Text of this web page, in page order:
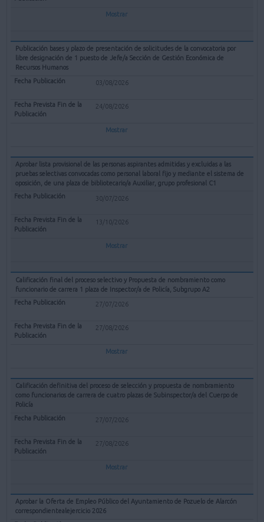
Mostrar
Publicación bases y plazo de presentación de solicitudes de la convocatoria por
libre designación de 1 puesto de Jefe/a Sección de Gestión Económica de
Recursos Humanos
03/08/2026
24/08/2026
Mostrar
Aprobar lista provisional de las personas aspirantes admitidas y excluidas a las
pruebas selectivas convocadas como personal laboral fijo y mediante el sistema de
oposición, de una plaza de bibliotecario/a Auxiliar, grupo profesional C1
30/07/2026
13/10/2026
Mostrar
Calificación final del proceso selectivo y Propuesta de nombramiento como
funcionario de carrera 1 plaza de Inspector/a de Policía, Subgrupo A2
27/07/2026
27/08/2026
Mostrar
Calificación definitiva del proceso de selección y propuesta de nombramiento
como funcionarios de carrera de cuatro plazas de Subinspector/a del Cuerpo de
Policía
27/07/2026
27/08/2026
Mostrar
Aprobar la Oferta de Empleo Público del Ayuntamiento de Pozuelo de Alarcón
correspondientealejercicio 2026